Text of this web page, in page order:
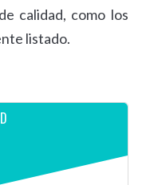
calidad, como los
listado.